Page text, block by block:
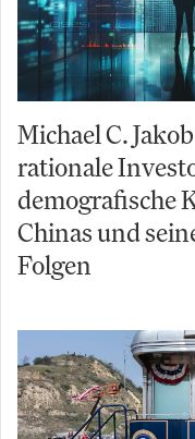
Michael C.
rationale
demografische
Chinas und
Folgen